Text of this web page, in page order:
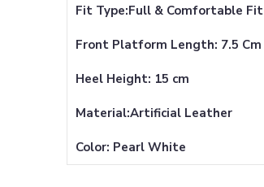
Fit Type:Full & Comfortable Fit
Front Platform Length: 7.5 Cm
Heel Height: 15 cm
Material:Artificial Leather
Color: Pearl White